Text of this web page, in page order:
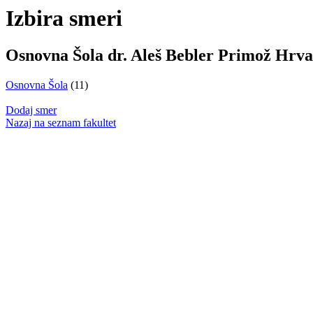
Izbira smeri
Osnovna Šola dr. Aleš Bebler Primož
Osnovna Šola (11)
Dodaj smer
Nazaj na seznam fakultet